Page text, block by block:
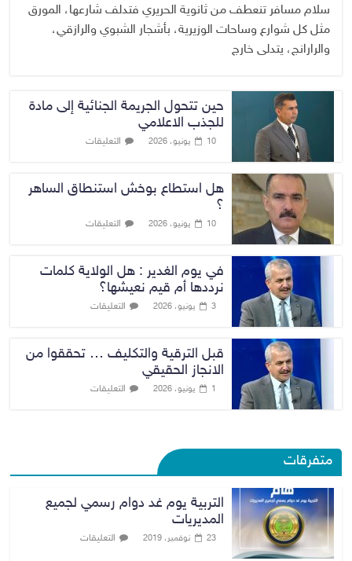
سلام مسافر تنعطف من ثانوية الحريري فتدلف شارعها، المورق
مثل كل شوارع وساحات الوزيرية، بأشجار الشبوي والرازقي،
والرارانج، يتدلى خارج
حين تتحول الجريمة الجنائية إلى مادة
للجذب الاعلامي
10 يونيو، 2026 التعليقات
هل استطاع بوخش استنطاق الساهر
؟
10 يونيو، 2026 التعليقات
في يوم الغدير : هل الولاية كلمات
نرددها أم قيم نعيشها؟
3 يونيو، 2026 التعليقات
قبل الترقية والتكليف … تحققوا من
الانجاز الحقيقي
1 يونيو، 2026 التعليقات
متفرقات
التربية يوم غد دوام رسمي لجميع
المديريات
23 نوفمبر، 2019 التعليقات